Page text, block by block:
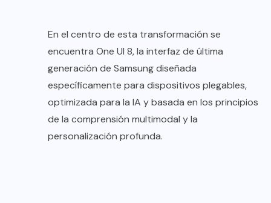
En el centro de esta transformación se
encuentra One UI 8, la interfaz de última
generación de Samsung diseñada
específicamente para dispositivos plegables,
optimizada para la IA y basada en los principios
de la comprensión multimodal y la
personalización profunda.